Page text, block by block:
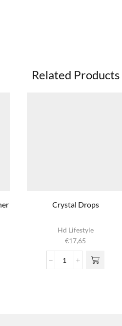
Related Products
Crystal Drops
Hd Lifestyle
€17,65
Crystal